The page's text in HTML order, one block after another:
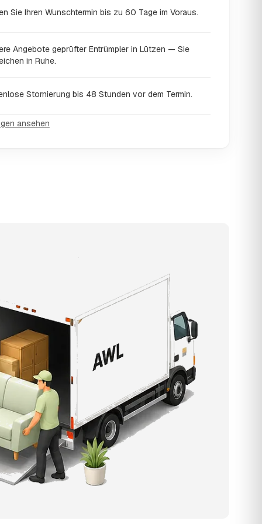
Sie Ihren Wunschtermin bis zu 60 Tage im Voraus.
Angebote geprüfter Entrümpler in Lützen — Sie
in Ruhe.
Stornierung bis 48 Stunden vor dem Termin.
ansehen